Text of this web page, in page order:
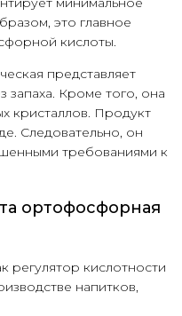
это главное
кислоты.
представляет
запаха. Кроме того, она
кристаллов. Продукт
Следовательно, он
требованиями к
ортофосфорная
регулятор кислотности
напитков,